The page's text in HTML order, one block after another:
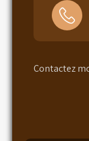
Contactez